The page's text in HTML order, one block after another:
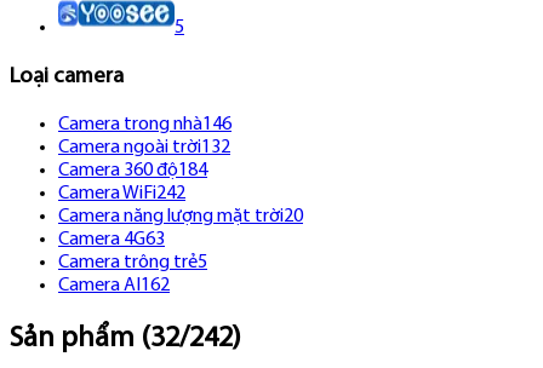
5
Loại camera
Camera trong nhà146
Camera ngoài trời132
Camera 360 độ184
Camera WiFi242
Camera năng lượng mặt trời20
Camera 4G63
Camera trông trẻ5
Camera AI 162
Sản phẩm (32/242)